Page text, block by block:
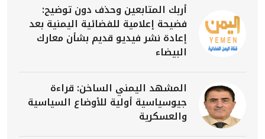
أربك المتابعين وحذف دون توضيح:
فضيحة إعلامية للفضائية اليمنية بعد
إعادة نشر فيديو قديم بشأن معارك
البيضاء
المشهد اليمني الساخن: قراءة
جيوسياسية أولية للأوضاع السياسية
والعسكرية